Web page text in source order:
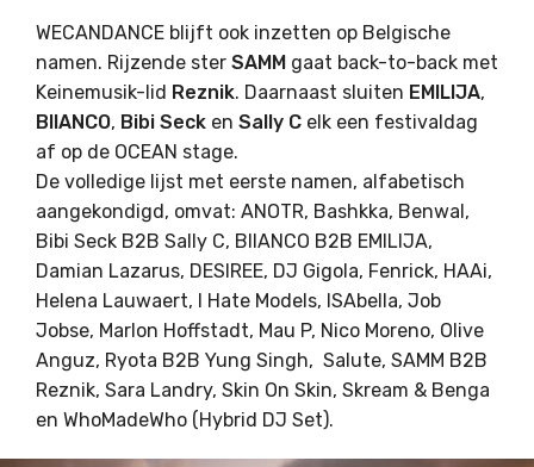
WECANDANCE blijft ook inzetten op Belgische
namen. Rijzende ster SAMM gaat back-to-back met
Keinemusik-lid Reznik. Daarnaast sluiten EMILIJA,
BIIANCO, Bibi Seck en Sally C elk een festivaldag
af op de OCEAN stage.
De volledige lijst met eerste namen, alfabetisch
aangekondigd, omvat: ANOTR, Bashkka, Benwal,
Bibi Seck B2B Sally C, BIIANCO B2B EMILIJA,
Damian Lazarus, DESIREE, DJ Gigola, Fenrick, HAAi,
Helena Lauwaert, I Hate Models, ISAbella, Job
Jobse, Marlon Hoffstadt, Mau P, Nico Moreno, Olive
Anguz, Ryota B2B Yung Singh, Salute, SAMM B2B
Reznik, Sara Landry, Skin On Skin, Skream & Benga
en WhoMadeWho (Hybrid DJ Set).